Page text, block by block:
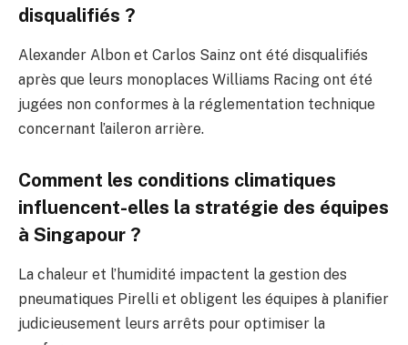
disqualifiés ?
Alexander Albon et Carlos Sainz ont été disqualifiés
après que leurs monoplaces Williams Racing ont été
jugées non conformes à la réglementation technique
concernant l’aileron arrière.
Comment les conditions climatiques
influencent-elles la stratégie des équipes
à Singapour ?
La chaleur et l’humidité impactent la gestion des
pneumatiques Pirelli et obligent les équipes à planifier
judicieusement leurs arrêts pour optimiser la